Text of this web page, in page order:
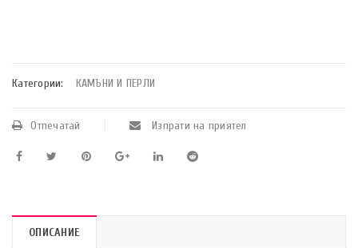
Категории: КАМЪНИ И ПЕРЛИ
Отпечатай Изпрати на приятел
ОПИСАНИЕ